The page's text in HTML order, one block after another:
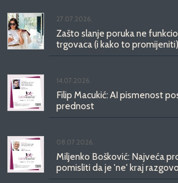
27.07.2026.
Zašto slanje poruka ne
trgovaca (i kako to promijeniti)
14.07.2026.
Filip Macukić: AI pismenost
prednost
08.07.2026.
Miljenko Bošković: Najveća
pomisliti da je 'ne' kraj